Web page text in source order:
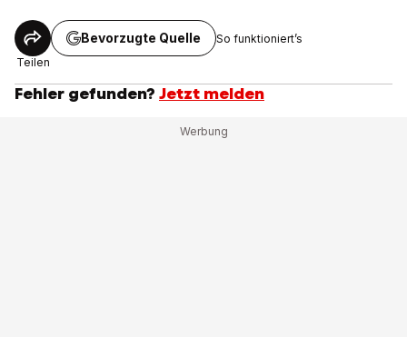
Teilen
Bevorzugte Quelle So funktioniert’s
Fehler gefunden? Jetzt melden